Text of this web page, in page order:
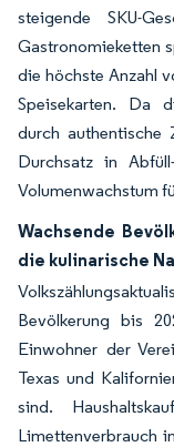
steigende SKU-
Gastronomieketten
die höchste Anzahl
Speisekarten. Da
durch authentische
Durchsatz in
Volumenwachstum
Wachsende
die kulinarische
Bevölkerung bis
Einwohner der
Texas und
sind.
Limettenverbrauch